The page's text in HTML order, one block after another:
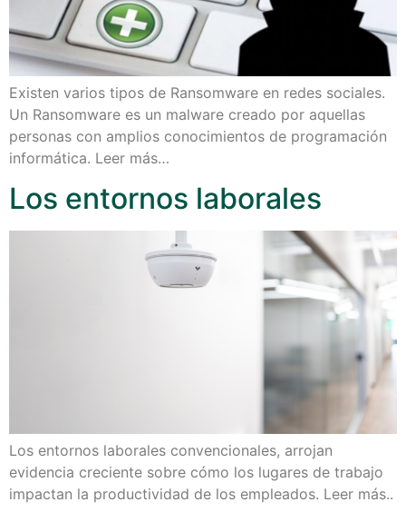
Existen varios tipos de Ransomware en redes sociales.
Un Ransomware es un malware creado por aquellas
personas con amplios conocimientos de programación
informática. Leer más…
Los entornos laborales
Los entornos laborales convencionales, arrojan
evidencia creciente sobre cómo los lugares de trabajo
impactan la productividad de los empleados. Leer más..